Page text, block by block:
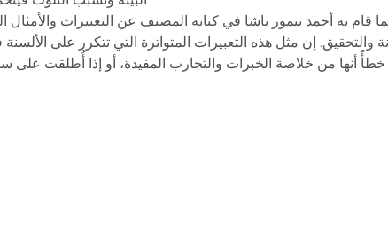
قام به أحمد تيمور باشا في كتابه المصنف عن التعبيرات
والتحقيق. إن مثل هذه التعبيرات المتواترة التي تتكرر على
أنها من خلاصة الخبرات والتجارب المفيدة، أو إذا أُطلقت على